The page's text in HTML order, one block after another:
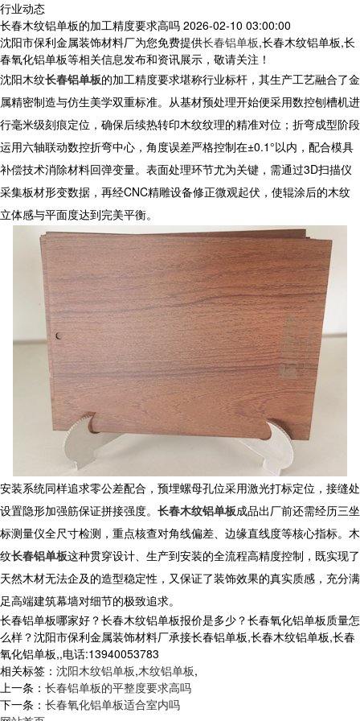
行业动态
长春木纹铝单板的加工精度要求高吗 2026-02-10 03:00:00
沈阳市保利金属装饰材料厂为您免费提供长春铝单板,长春木纹铝单板,长
春氧化铝单板等相关信息发布和资讯展示，敬请关注！
沈阳木纹长春铝单板的加工精度要求堪称行业标杆，其生产工艺融合了金
属精密制造与仿生美学双重标准。从基材预处理开始便采用数控刨槽机进
行毫米级刻痕定位，确保后续热转印木纹纹理的精准对位；折弯成型阶段
运用六轴联动数控折弯中心，角度误差严格控制在±0.1°以内，配合模具
补偿技术消除材料回弹变量。表面处理环节尤为关键，需通过3D扫描仪
采集板材形变数据，再经CNC精雕设备修正微观起伏，使辊涂后的木纹
立体感与平面度达到完美平衡。
安装系统同样追求零公差配合，预埋螺母孔位采用激光打标定位，接缝处
设置隐形加强筋保证拼接强度。 长春木纹铝单板成品出厂前还需经历三坐
标测量仪全尺寸检测，重点核查对角线偏差、边缘直线度等核心指标。木
纹长春铝单板这种贯穿设计、生产到安装的全流程高精度控制，既实现了
天然木材无法企及的造型稳定性，又保证了装饰效果的真实质感，充分满
足高端建筑幕墙对细节的极致追求。
长春铝单板哪家好？长春木纹铝单板报价是多少？长春氧化铝单板质量怎
么样？沈阳市保利金属装饰材料厂承接长春铝单板,长春木纹铝单板,长春
氧化铝单板,,电话:13940053783
相关标签： 沈阳木纹铝单板,木纹铝单板,
上一条： 长春铝单板的平整度要求高吗
下一条： 长春氧化铝单板适合室内吗